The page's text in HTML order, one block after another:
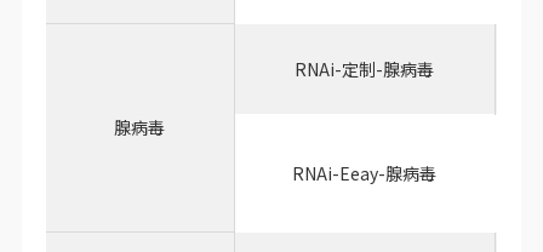
腺病毒
RNAi-定制-腺病毒
RNAi-Eeay-腺病毒